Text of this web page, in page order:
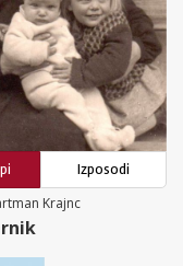
Izposodi
Krajnc